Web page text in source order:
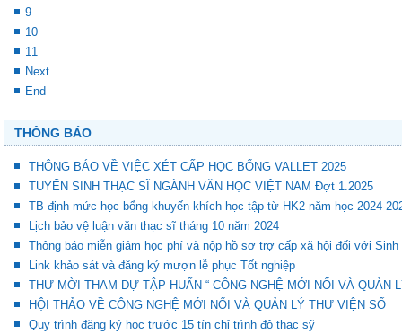
9
10
11
Next
End
THÔNG BÁO
THÔNG BÁO VỀ VIỆC XÉT CẤP HỌC BỔNG VALLET 2025
TUYỂN SINH THẠC SĨ NGÀNH VĂN HỌC VIỆT NAM Đợt 1.2025
TB định mức học bổng khuyến khích học tập từ HK2 năm học 2024-
Lịch bảo vệ luận văn thạc sĩ tháng 10 năm 2024
Thông báo miễn giảm học phí và nộp hồ sơ trợ cấp xã hội đối với Sinh
Link khảo sát và đăng ký mượn lễ phục Tốt nghiệp
THƯ MỜI THAM DỰ TẬP HUẤN “ CÔNG NGHỆ MỚI NỔI VÀ QUẢN
HỘI THẢO VỀ CÔNG NGHỆ MỚI NỔI VÀ QUẢN LÝ THƯ VIỆN SỐ
Quy trình đăng ký học trước 15 tín chỉ trình độ thạc sỹ